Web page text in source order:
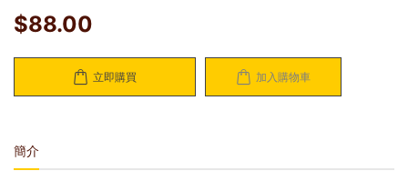
$88.00
立即購買 加入購物車
簡介